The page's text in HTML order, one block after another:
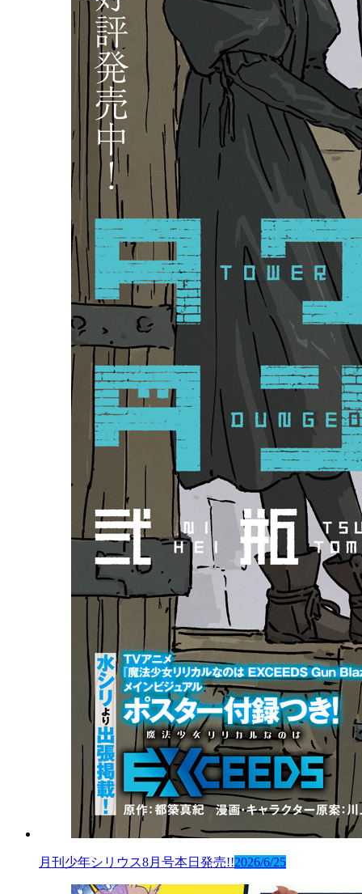
月刊少年シリウス8月号本日発売!!2026/6/25